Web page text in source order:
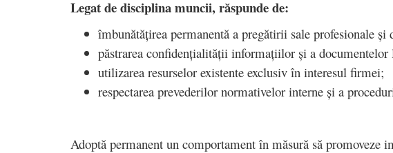
Legat de disciplina muncii, răspunde de:
îmbunătățirea permanentă a pregătirii sale profesionale și
păstrarea confidențialității informațiilor și a documentelor
utilizarea resurselor existente exclusiv în interesul firmei;
respectarea prevederilor normativelor interne și a
Adoptă permanent un comportament în măsură să promoveze